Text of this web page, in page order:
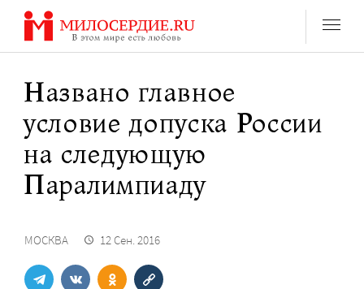
Перейти
содержанию
Названо главное
условие допуска России
на следующую
Паралимпиаду
МОСКВА 12 Сен. 2016